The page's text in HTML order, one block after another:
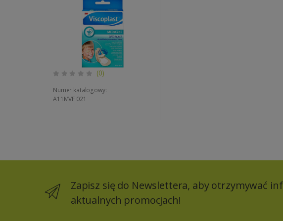
(0)
Numer katalogowy:
A11MVF 021
Zapisz się do Newslettera, aby otrzymywać
aktualnych promocjach!